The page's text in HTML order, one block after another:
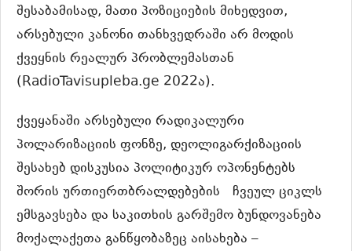
შესაბამისად, მათი პოზიციების მიხედვით,
არსებული კანონი თანხვედრაში არ მოდის
ქვეყნის რეალურ პრობლემასთან
(RadioTavisupleba.ge 2022ა).
ქვეყანაში არსებული რადიკალური
პოლარიზაციის ფონზე, დეოლიგარქიზაციის
შესახებ დისკუსია პოლიტიკურ ოპონენტებს
შორის ურთიერთბრალდებების ჩვეულ ციკლს
ემსგავსება და საკითხის გარშემო ბუნდოვანება
მოქალაქეთა განწყობაზეც აისახება –